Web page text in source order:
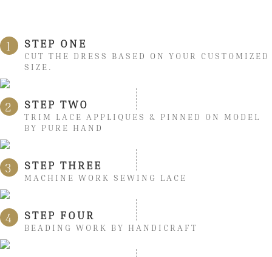
1 STEP ONE
CUT THE DRESS BASED ON YOUR CUSTOMIZED
SIZE.
2 STEP TWO
TRIM LACE APPLIQUES & PINNED ON MODEL
BY PURE HAND
3 STEP THREE
MACHINE WORK SEWING LACE
4 STEP FOUR
BEADING WORK BY HANDICRAFT